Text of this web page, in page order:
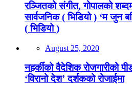
रञ्जितको संगीत, गोपालको
सार्वजनिक ( भिडियो ) ‘म जुन
( भिडियो )
August 25, 2020
नहर्कीको वैदेशिक रोजगारीको
‘विरानो देश’ दर्शकको रोजाईमा